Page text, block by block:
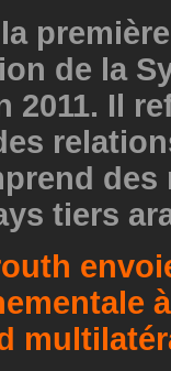
de la
2011. Il
des
tiers